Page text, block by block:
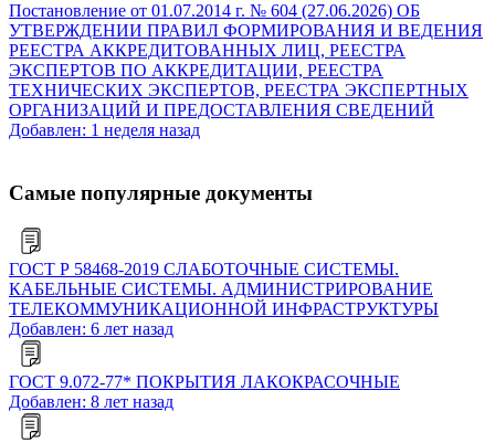
Постановление от 01.07.2014 г. № 604 (27.06.2026) ОБ
УТВЕРЖДЕНИИ ПРАВИЛ ФОРМИРОВАНИЯ И ВЕДЕНИЯ
РЕЕСТРА АККРЕДИТОВАННЫХ ЛИЦ, РЕЕСТРА
ЭКСПЕРТОВ ПО АККРЕДИТАЦИИ, РЕЕСТРА
ТЕХНИЧЕСКИХ ЭКСПЕРТОВ, РЕЕСТРА ЭКСПЕРТНЫХ
ОРГАНИЗАЦИЙ И ПРЕДОСТАВЛЕНИЯ СВЕДЕНИЙ
Добавлен: 1 неделя назад
Самые популярные документы
ГОСТ Р 58468-2019 СЛАБОТОЧНЫЕ СИСТЕМЫ.
КАБЕЛЬНЫЕ СИСТЕМЫ. АДМИНИСТРИРОВАНИЕ
ТЕЛЕКОММУНИКАЦИОННОЙ ИНФРАСТРУКТУРЫ
Добавлен: 6 лет назад
ГОСТ 9.072-77* ПОКРЫТИЯ ЛАКОКРАСОЧНЫЕ
Добавлен: 8 лет назад